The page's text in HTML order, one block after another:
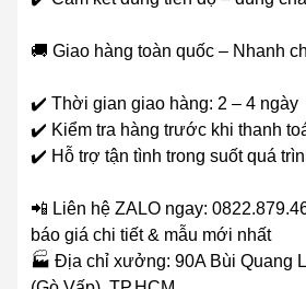
🚚 Giao hàng toàn quốc – Nhanh
✔️ Thời gian giao hàng: 2 – 4 ngày
✔️ Kiểm tra hàng trước khi thanh
✔️ Hỗ trợ tận tình trong suốt quá
📲 Liên hệ ZALO ngay:
báo giá chi tiết & mẫu mới nhất
🏭 Địa chỉ xưởng: 90A Bùi Quang